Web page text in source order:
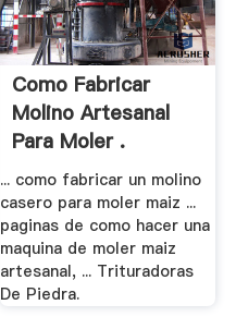
Como Fabricar
Molino Artesanal
Para Moler .
... como fabricar un molino
casero para moler maiz ...
paginas de como hacer una
maquina de moler maiz
artesanal, ... Trituradoras
De Piedra.